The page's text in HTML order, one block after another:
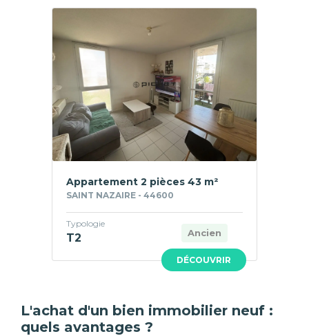
DÉCOUVRIR
Appartement 2 pièces 43 m²
SAINT NAZAIRE - 44600
Ancien
Typologie
T2
L'achat d'un bien immobilier neuf :
quels avantages ?